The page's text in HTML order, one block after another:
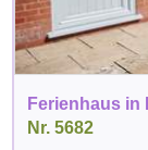
Ferienhaus in
Nr. 5682